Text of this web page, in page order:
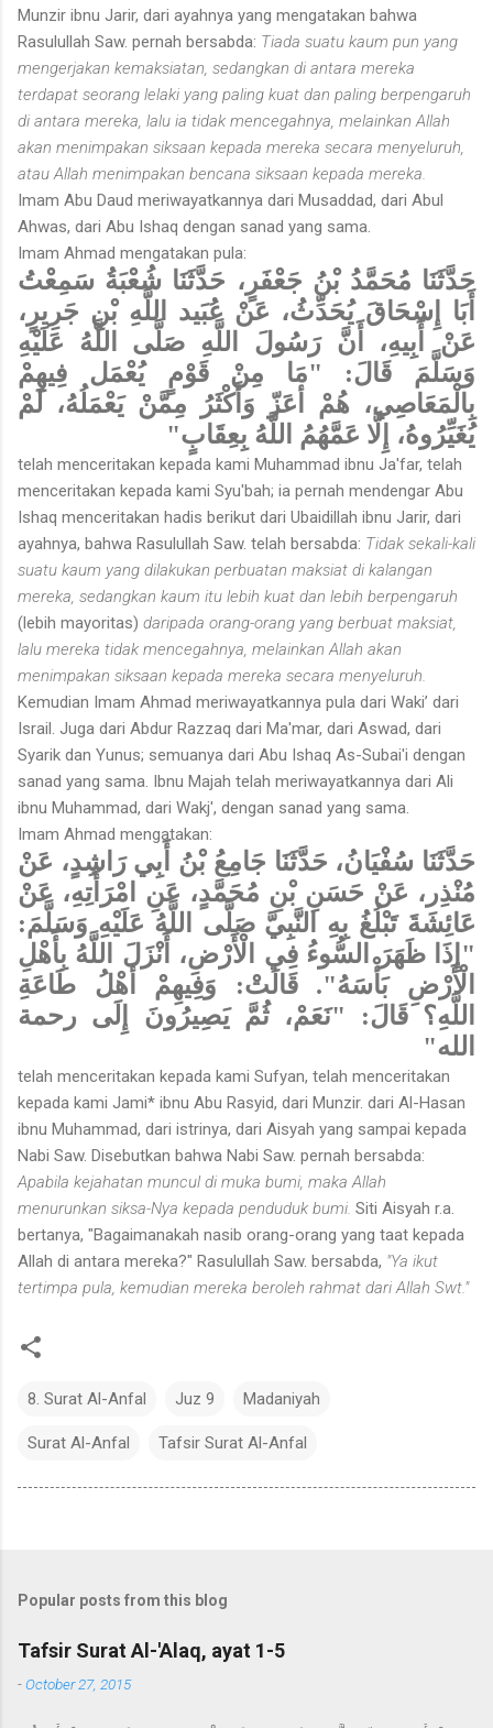
Munzir ibnu Jarir, dari ayahnya yang mengatakan bahwa
Rasulullah Saw. pernah bersabda: Tiada suatu kaum pun yang
mengerjakan kemaksiatan, sedangkan di antara mereka
terdapat seorang lelaki yang paling kuat dan paling berpengaruh
di antara mereka, lalu ia tidak mencegahnya, melainkan Allah
akan menimpakan siksaan kepada mereka secara menyeluruh,
atau Allah menimpakan bencana siksaan kepada mereka.
Imam Abu Daud meriwayatkannya dari Musaddad, dari Abul
Ahwas, dari Abu Ishaq dengan sanad yang sama.
Imam Ahmad mengatakan pula:
حَدَّثَنَا مُحَمَّدُ بْنُ جَعْفَرٍ، حَدَّثَنَا شُعْبَةُ سَمِعْتُ
أَبَا إِسْحَاقَ يُحَدِّثُ، عَنْ عُبَيد اللَّهِ بْنِ جَرِيرٍ،
عَنْ أَبِيهِ، أَنَّ رَسُولَ اللَّهِ صَلَّى اللَّهُ عَلَيْهِ
وَسَلَّمَ قَالَ: "مَا مِنْ قَوْمٍ يُعْمَل فِيهِمْ
بِالْمَعَاصِي، هُمْ أعَزّ وَأَكْثَرُ مِمَّنْ يَعْمَلُهُ، لَمْ
يُغَيِّرُوهُ، إِلَّا عَمَّهُمُ اللَّهُ بِعِقَابٍ"
telah menceritakan kepada kami Muhammad ibnu Ja'far, telah
menceritakan kepada kami Syu'bah; ia pernah mendengar Abu
Ishaq menceritakan hadis berikut dari Ubaidillah ibnu Jarir, dari
ayahnya, bahwa Rasulullah Saw. telah bersabda: Tidak sekali-kali
suatu kaum yang dilakukan perbuatan maksiat di kalangan
mereka, sedangkan kaum itu lebih kuat dan lebih berpengaruh
(lebih mayoritas) daripada orang-orang yang berbuat maksiat,
lalu mereka tidak mencegahnya, melainkan Allah akan
menimpakan siksaan kepada mereka secara menyeluruh.
Kemudian Imam Ahmad meriwayatkannya pula dari Waki’ dari
Israil. Juga dari Abdur Razzaq dari Ma'mar, dari Aswad, dari
Syarik dan Yunus; semuanya dari Abu Ishaq As-Subai'i dengan
sanad yang sama. Ibnu Majah telah meriwayatkannya dari Ali
ibnu Muhammad, dari Wakj', dengan sanad yang sama.
Imam Ahmad mengatakan:
حَدَّثَنَا سُفْيَانُ، حَدَّثَنَا جَامِعُ بْنُ أَبِي رَاشِدٍ، عَنْ
مُنْذِر، عَنْ حَسَنِ بْنِ مُحَمَّدٍ، عَنِ امْرَأَتِهِ، عَنْ
عَائِشَةَ تَبْلُغُ بِهِ النَّبِيَّ صَلَّى اللَّهُ عَلَيْهِ وَسَلَّمَ:
"إِذَا ظَهَرَ السُّوءُ فِي الْأَرْضِ، أَنْزَلَ اللَّهُ بِأَهْلِ
الْأَرْضِ بَأْسَهُ". قَالَتْ: وَفِيهِمْ أَهْلُ طَاعَةِ
اللَّهِ؟ قَالَ: "نَعَمْ، ثُمَّ يَصِيرُونَ إِلَى رحمة
الله"
telah menceritakan kepada kami Sufyan, telah menceritakan
kepada kami Jami* ibnu Abu Rasyid, dari Munzir. dari Al-Hasan
ibnu Muhammad, dari istrinya, dari Aisyah yang sampai kepada
Nabi Saw. Disebutkan bahwa Nabi Saw. pernah bersabda:
Apabila kejahatan muncul di muka bumi, maka Allah
menurunkan siksa-Nya kepada penduduk bumi. Siti Aisyah r.a.
bertanya, "Bagaimanakah nasib orang-orang yang taat kepada
Allah di antara mereka?" Rasulullah Saw. bersabda, "Ya ikut
tertimpa pula, kemudian mereka beroleh rahmat dari Allah Swt."
8. Surat Al-Anfal Juz 9 Madaniyah
Surat Al-Anfal Tafsir Surat Al-Anfal
Popular posts from this blog
Tafsir Surat Al-'Alaq, ayat 1-5
-October 27, 2015